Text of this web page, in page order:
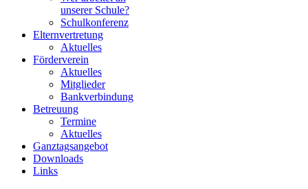
unserer Schule?
Schulkonferenz
Elternvertretung
Aktuelles
Förderverein
Aktuelles
Mitglieder
Bankverbindung
Betreuung
Termine
Aktuelles
Ganztagsangebot
Downloads
Links